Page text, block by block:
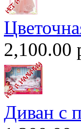
2,100.00
Диван c